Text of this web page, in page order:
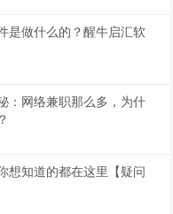
是做什么的？醒牛启汇软
：网络兼职那么多，为什
想知道的都在这里【疑问